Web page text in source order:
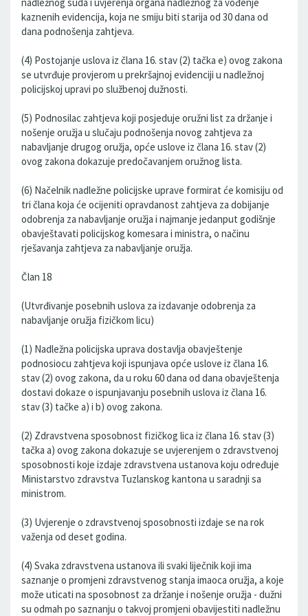
kaznenih evidencija, koja ne smiju biti starija od 30 dana od
dana podnošenja zahtjeva.
(4) Postojanje uslova iz člana 16. stav (2) tačka e) ovog zakona
se utvrđuje provjerom u prekršajnoj evidenciji u nadležnoj
policijskoj upravi po službenoj dužnosti.
(5) Podnosilac zahtjeva koji posjeduje oružni list za držanje i
nošenje oružja u slučaju podnošenja novog zahtjeva za
nabavljanje drugog oružja, opće uslove iz člana 16. stav (2)
ovog zakona dokazuje predočavanjem oružnog lista.
(6) Načelnik nadležne policijske uprave formirat će komisiju od
tri člana koja će ocijeniti opravdanost zahtjeva za dobijanje
odobrenja za nabavljanje oružja i najmanje jedanput godišnje
obavještavati policijskog komesara i ministra, o načinu
rješavanja zahtjeva za nabavljanje oružja.
Član 18
(Utvrđivanje posebnih uslova za izdavanje odobrenja za
nabavljanje oružja fizičkom licu)
(1) Nadležna policijska uprava dostavlja obavještenje
podnosiocu zahtjeva koji ispunjava opće uslove iz člana 16.
stav (2) ovog zakona, da u roku 60 dana od dana obavještenja
dostavi dokaze o ispunjavanju posebnih uslova iz člana 16.
stav (3) tačke a) i b) ovog zakona.
(2) Zdravstvena sposobnost fizičkog lica iz člana 16. stav (3)
tačka a) ovog zakona dokazuje se uvjerenjem o zdravstvenoj
sposobnosti koje izdaje zdravstvena ustanova koju određuje
Ministarstvo zdravstva Tuzlanskog kantona u saradnji sa
ministrom.
(3) Uvjerenje o zdravstvenoj sposobnosti izdaje se na rok
važenja od deset godina.
(4) Svaka zdravstvena ustanova ili svaki liječnik koji ima
saznanje o promjeni zdravstvenog stanja imaoca oružja, a koje
može uticati na sposobnost za držanje i nošenje oružja - dužni
su odmah po saznanju o takvoj promjeni obavijestiti nadležnu